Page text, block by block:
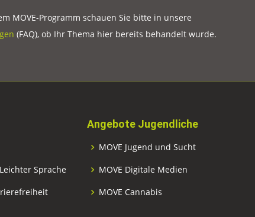
MOVE-Programm schauen Sie bitte in unsere
(FAQ), ob Ihr Thema hier bereits behandelt wurde.
Sprache
Angebote Jugendliche
MOVE Jugend und Sucht
MOVE Digitale Medien
MOVE Cannabis